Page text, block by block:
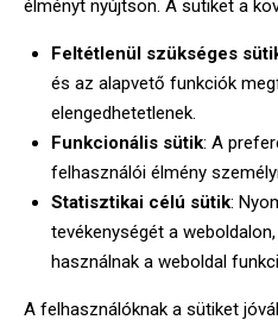
élményt nyújtson. A sütiket a
Feltétlenül szükséges
és az alapvető funkciók
elengedhetetlenek.
Funkcionális sütik: A
felhasználói élmény
Statisztikai célú sütik:
tevékenységét a
használnak a weboldal
A felhasználóknak a sütiket